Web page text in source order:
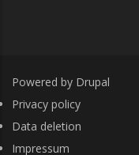
Powered by Drupal
FOOTER
Privacy policy
Data deletion
Impressum